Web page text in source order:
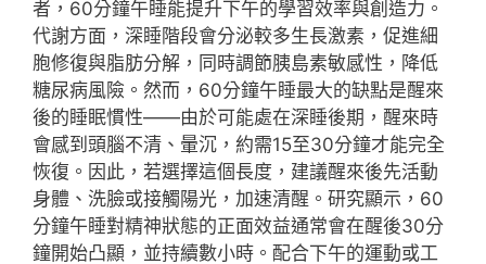
者，60分鐘午睡能提升下午的學習效率與創造力。
代謝方面，深睡階段會分泌較多生長激素，促進細
胞修復與脂肪分解，同時調節胰島素敏感性，降低
糖尿病風險。然而，60分鐘午睡最大的缺點是醒來
後的睡眠慣性——由於可能處在深睡後期，醒來時
會感到頭腦不清、暈沉，約需15至30分鐘才能完全
恢復。因此，若選擇這個長度，建議醒來後先活動
身體、洗臉或接觸陽光，加速清醒。研究顯示，60
分鐘午睡對精神狀態的正面效益通常會在醒後30分
鐘開始凸顯，並持續數小時。配合下午的運動或工